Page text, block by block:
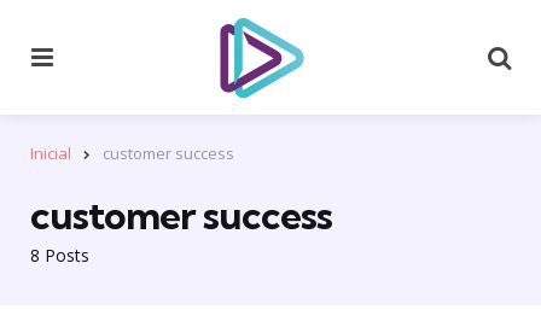
Inicial customer success
8 Posts
customer success